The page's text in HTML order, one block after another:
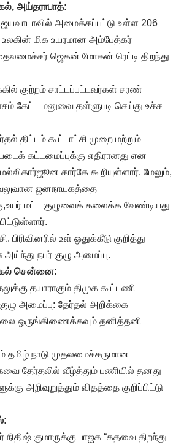
அய்தராபாத்:
அமைக்கப்பட்டு உள்ள 206
மிக உயரமான அம்பேத்கர்
ஜெகன் மோகன் ரெட்டி திறந்து
குற்றம் சாட்டப்பட்டவர்கள் சரண்
கேட்ட மனுவை தள்ளுபடி செய்து உச்ச
திட்டம் கூட்டாட்சி முறை மற்றும்
கட்டமைப்புக்கு எதிரானது என
கார்கே கூறியுள்ளார். மேலும்,
வலுவான ஜனநாயகத்தை
மட்ட குழுவைக் கலைக்க வேண்டியது
உள் ஒதுக்கீடு குறித்து
நபர் குழு அமைப்பு.
சென்னை:
தயாராகும் திமுக கூட்டணி
அமைப்பு: தேர்தல் அறிக்கை
ஒருங்கிணைக்கவும் தனித்தனி
தமிழ் நாடு முதலமைச்சருமான
தேர்தலில் வீழ்த்தும் பணியில் தனது
அறிவுறுத்தும் விதத்தை குறிப்பிட்டு
குமாருக்கு பாஜக “கதவை திறந்து